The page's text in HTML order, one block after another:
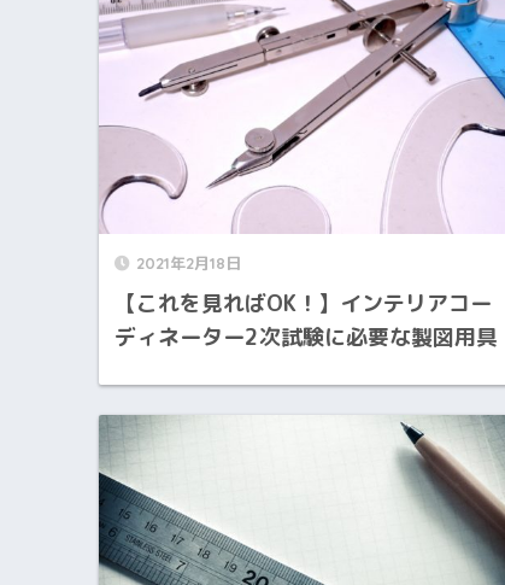
2021年2月18日
【これを見ればOK！】インテリアコー
ディネーター2次試験に必要な製図用具